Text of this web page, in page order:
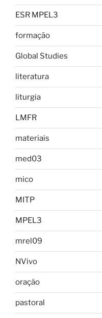
ESR MPEL3
formação
Global Studies
literatura
liturgia
LMFR
materiais
med03
mico
MITP
MPEL3
mrel09
NVivo
oração
pastoral